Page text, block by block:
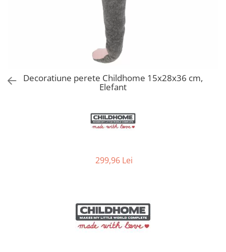
PAPUSI
Decoratiune perete Childhome 15x28x36 cm,
Elefant
299,96 Lei